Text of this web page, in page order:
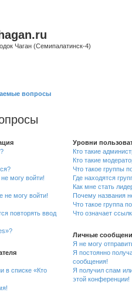
Чаган (Семипалатинск-4)
вопросы
могу войти!
не могу войти!
повторять ввод
в списке «Кто
Уровни
Кто такие
Кто такие
Что такое группы
Где находятся
Как мне стать
Почему названия
Что такое группа
Что означает
Личные
Я не могу
Я постоянно
сообщения!
Я получил спам
этой конференции!